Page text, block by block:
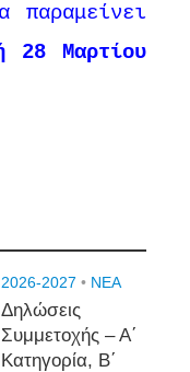
παραμείνει
28 Μαρτίου
2026-2027 • NEA
Δηλώσεις
Συμμετοχής – Α΄
Κατηγορία, Β΄